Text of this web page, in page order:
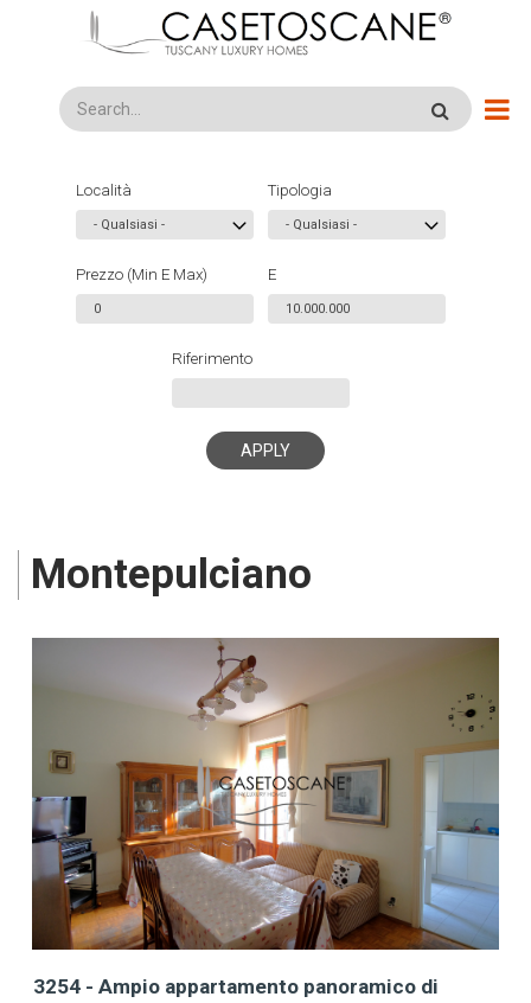
principaleSearch
Località Tipologia
Prezzo (Min E Max) E
Riferimento
Montepulciano
3254 - Ampio appartamento panoramico di